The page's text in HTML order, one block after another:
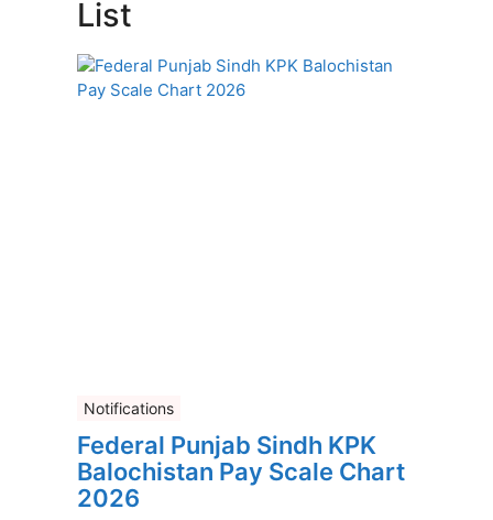
List
Notifications
Federal Punjab Sindh KPK
Balochistan Pay Scale Chart
2026